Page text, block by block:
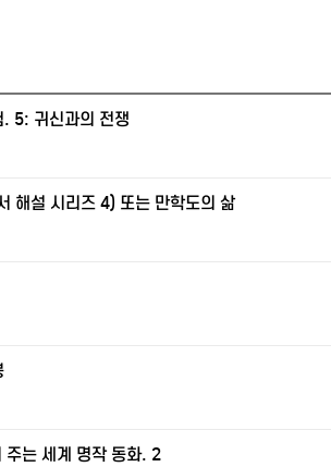
. 5: 귀신과의 전쟁
해설 시리즈 4) 또는 만학도의 삶
주는 세계 명작 동화. 2